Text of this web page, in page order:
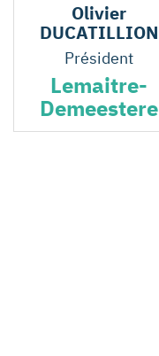
Olivier
DUCATILLION
Président
Lemaitre-
Demeestere